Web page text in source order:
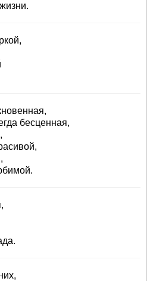
бесценная,